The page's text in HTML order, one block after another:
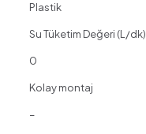
Plastik
Su Tüketim Değeri (L/dk)
0
Kolay montaj
–